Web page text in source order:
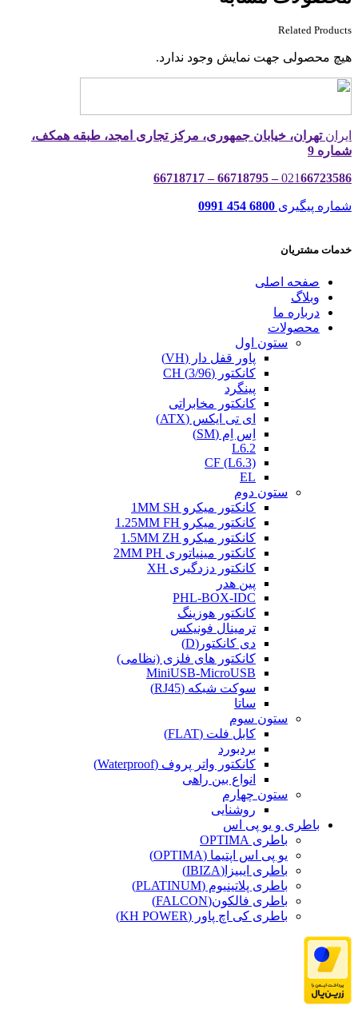
Related Products
هیچ محصولی جهت نمایش وجود ندارد.
ایرانتهران، خیابان جمهوری، مرکز تجاری امجد، طبقه همکف،
شماره 9
02166723586 – 66718795 – 66718717
شماره پیگیری 6800 454 0991
خدمات مشتریان
صفحه اصلی
وبلاگ
درباره ما
محصولات
ستون اول
پاور قفل دار (VH)
کانکتور (3/96) CH
پینگرد
کانکتور مخابراتی
ای تی ایکس (ATX)
اِس اِم (SM)
L6.2
CF (L6.3)
EL
ستون دوم
کانکتور میکرو 1MM SH
کانکتور میکرو 1.25MM FH
کانکتور میکرو 1.5MM ZH
کانکتور مینیاتوری 2MM PH
کانکتور دزدگیری XH
پین هدر
PHL-BOX-IDC
کانکتور هوزینگ
ترمینال فونیکس
دی کانکتور(D)
کانکتور های فلزی (نظامی)
MiniUSB-MicroUSB
سوکت شبکه (RJ45)
ساتا
ستون سوم
کابل فلت (FLAT)
بردبورد
کانکتور واتر پروف (Waterproof)
انواع بین راهی
ستون چهارم
روشنایی
باطری و یو پی اس
باطری OPTIMA
یو پی اس اپتیما (OPTIMA)
باطری ایبیزا(IBIZA)
باطری پلاتینیوم (PLATINUM)
باطری فالکون(FALCON)
باطری کی اچ پاور (KH POWER)